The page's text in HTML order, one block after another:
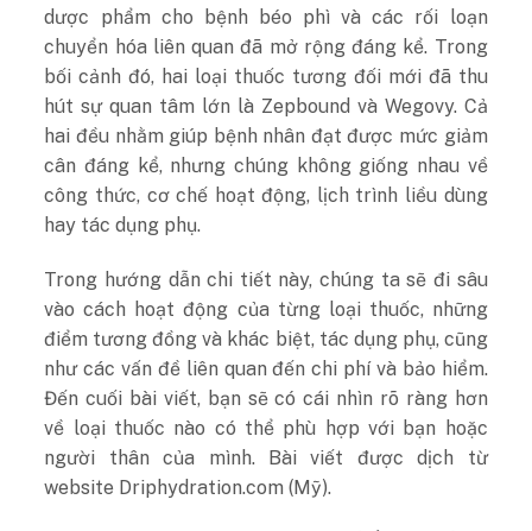
dược phẩm cho bệnh béo phì và các rối loạn
chuyển hóa liên quan đã mở rộng đáng kể. Trong
bối cảnh đó, hai loại thuốc tương đối mới đã thu
hút sự quan tâm lớn là Zepbound và Wegovy. Cả
hai đều nhằm giúp bệnh nhân đạt được mức giảm
cân đáng kể, nhưng chúng không giống nhau về
công thức, cơ chế hoạt động, lịch trình liều dùng
hay tác dụng phụ.
Trong hướng dẫn chi tiết này, chúng ta sẽ đi sâu
vào cách hoạt động của từng loại thuốc, những
điểm tương đồng và khác biệt, tác dụng phụ, cũng
như các vấn đề liên quan đến chi phí và bảo hiểm.
Đến cuối bài viết, bạn sẽ có cái nhìn rõ ràng hơn
về loại thuốc nào có thể phù hợp với bạn hoặc
người thân của mình. Bài viết được dịch từ
website Driphydration.com (Mỹ).